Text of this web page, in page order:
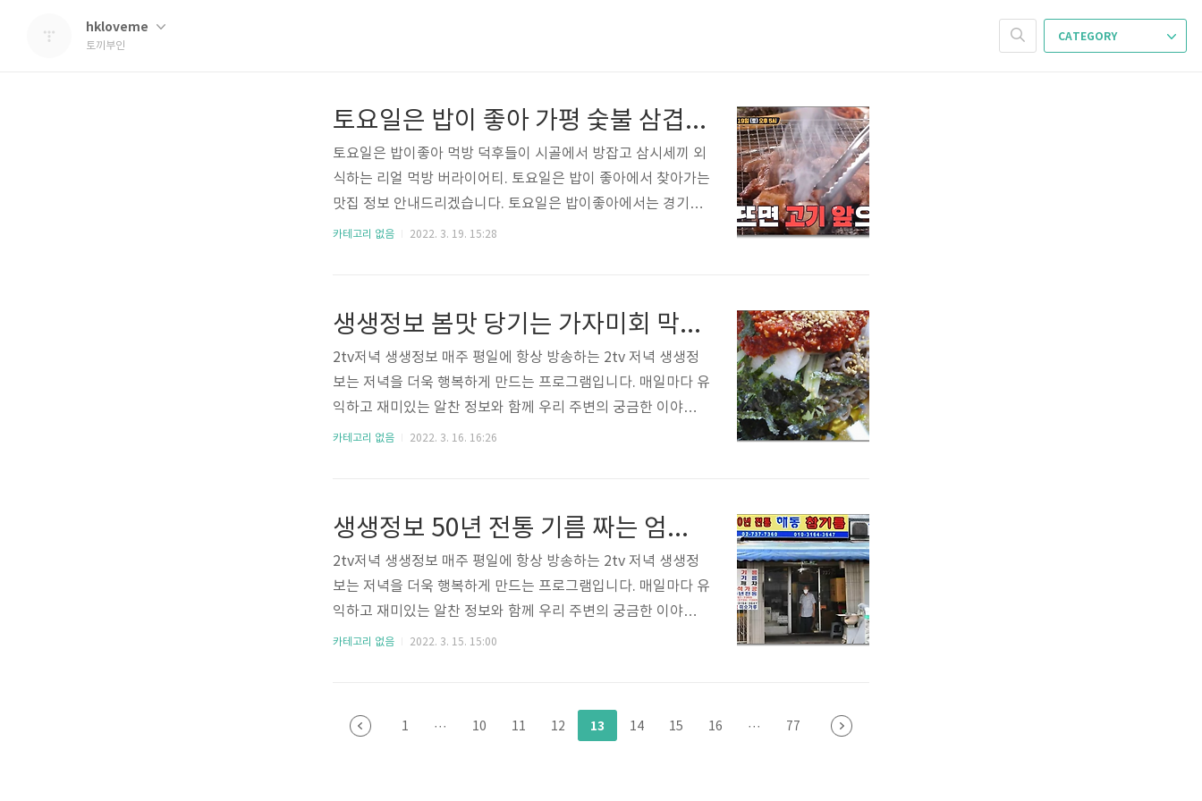
hkloveme
토끼부인
CATEGORY
토요일은 밥이 좋아 가평 숯불 삼겹살 생갈비 식당 정보
토요일은 밥이좋아 먹방 덕후들이 시골에서 방잡고 삼시세끼 외
식하는 리얼 먹방 버라이어티. 토요일은 밥이 좋아에서 찾아가는
맛집 정보 안내드리겠습니다. 토요일은 밥이좋아에서는 경기도
가평 숯불 삼겹살 생갈비 식당이 소개되었습니다. 토요일은 밥이
카테고리 없음 2022. 3. 19. 15:28
생생정보 봄맛 당기는 가자미회 막국수 정보
2tv저녁 생생정보 매주 평일에 항상 방송하는 2tv 저녁 생생정
보는 저녁을 더욱 행복하게 만드는 프로그램입니다. 매일마다 유
익하고 재미있는 알찬 정보와 함께 우리 주변의 궁금한 이야기를
진솔하고 생생하게 담아 전해주고 있는데요. 2tv 저녁 생생정보
는 가자미회 막국수가 소개됩니다. 자세한 내용 아래를 참고하세
요. 3월15일 화요일 생생정보 가자미회 막국수 맛집 정보에 대
해서 알려드리도록 하겠습니다. 아래를 통해 택배 주문 바랍니
다. 생생정보 가자미회 막국수 정보 https://namsanmakguks
u.modoo.at..
카테고리 없음 2022. 3. 16. 16:26
생생정보 50년 전통 기름 짜는 엄마 해동기름집 택배 주문 방법
2tv저녁 생생정보 매주 평일에 항상 방송하는 2tv 저녁 생생정
보는 저녁을 더욱 행복하게 만드는 프로그램입니다. 매일마다 유
익하고 재미있는 알찬 정보와 함께 우리 주변의 궁금한 이야기를
진솔하고 생생하게 담아 전해주고 있는데요. 2tv 저녁 생생정보
리 방송이라고 볼 수 있습니다. 2022년 3월 15일 생생정보에서
는 50년 전통 기름 짜는 엄마가 소개됩니다. 자세한 내용 아래를
카테고리 없음 2022. 3. 15. 15:00
1 ··· 10 11 12 13 14 15 16 ··· 77